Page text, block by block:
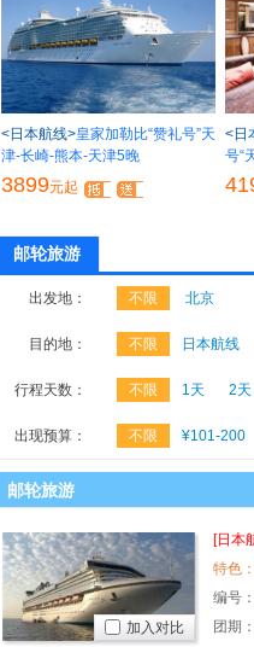
<日本航线>皇家加勒比“赞礼号”天
津-长崎-熊本-天津5晚
3899元起
<日
号“
邮轮旅游
出发地： 不限 北京
目的地： 不限 日本航线
行程天数： 不限 1天 2天
出现预算： 不限 ¥101-200
邮轮旅游
[日本
编号：
团期：
加入对比